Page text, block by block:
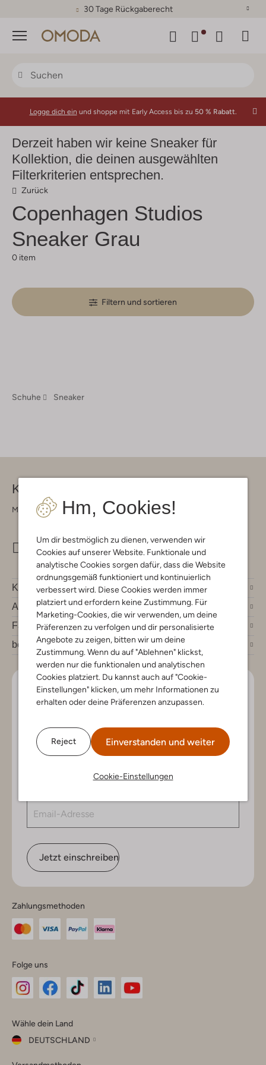
30 Tage Rückgaberecht
Menü
Hm, Cookies!
Um dir bestmöglich zu dienen, verwenden wir
Cookies auf unserer Website. Funktionale und
analytische Cookies sorgen dafür, dass die Website
ordnungsgemäß funktioniert und kontinuierlich
verbessert wird. Diese Cookies werden immer
platziert und erfordern keine Zustimmung. Für
Marketing-Cookies, die wir verwenden, um deine
Präferenzen zu verfolgen und dir personalisierte
Angebote zu zeigen, bitten wir um deine
Zustimmung. Wenn du auf "Ablehnen" klickst,
werden nur die funktionalen und analytischen
Cookies platziert. Du kannst auch auf "Cookie-
Einstellungen" klicken, um mehr Informationen zu
erhalten oder deine Präferenzen anzupassen.
Reject Einverstanden und weiter
Cookie-Einstellungen
Logge dich ein und shoppe mit Early Access bis zu 50 % Rabatt.
Derzeit haben wir keine Sneaker für
Kollektion, die deinen ausgewählten
Filterkriterien entsprechen.
Zurück
Copenhagen Studios
Sneaker Grau
0 item
Filtern und sortieren
Schuhe Sneaker
Kontakt
Montag - Freitag 09:00 - 17:00 uur
info@omoda.de
Kundenservice
Account
Fashion News
bei Omoda
Lass uns in Kontakt bleiben
exklusiven Angeboten, nur für dich. Abonniere den
Newsletter und gewinne einen Einkaufsgutschein im
Wert von €150.
Jetzt einschreiben
Zahlungsmethoden
Folge uns
Instagram
Facebook
TikTok
Wähle dein Land
DEUTSCHLAND